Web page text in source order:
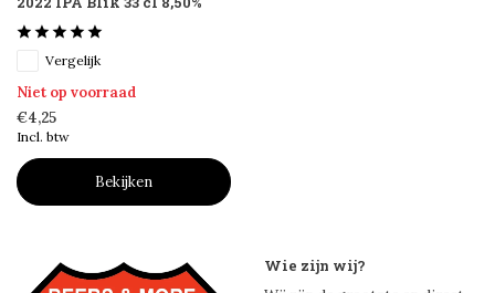
Vergelijk
Niet op voorraad
€4,25
Incl. btw
Bekijken
Wie zijn wij?